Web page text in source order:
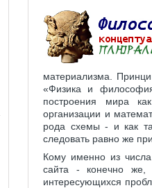
материализма.
«Физика и
построения мира
организации и
рода схемы - и как
следовать равно же
Кому именно из
сайта - конечно же,
интересующихся